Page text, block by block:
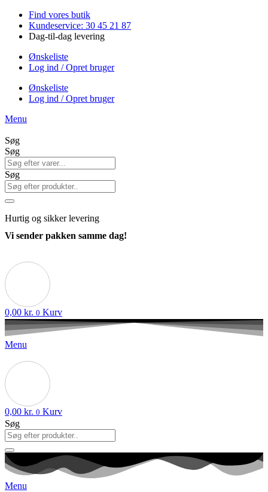
Videre
indhold
Find vores butik
Kundeservice: 30 45 21 87
Dag-til-dag levering
Ønskeliste
Log ind / Opret bruger
Ønskeliste
Log ind / Opret bruger
Menu
Søg
Søg
Søg
Hurtig og sikker levering
Vi sender pakken samme dag!
0,00 kr. 0 Kurv
Menu
0,00 kr. 0 Kurv
Søg
Menu